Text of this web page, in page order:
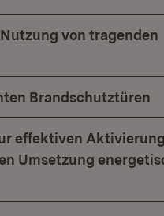
von tragenden
Brandschutztüren
effektiven